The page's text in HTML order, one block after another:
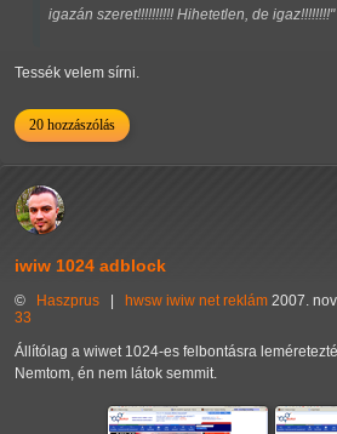
igazán szeret!!!!!!!!!! Hihetetlen, de igaz!!!!!!!!"
Tessék velem sírni.
20 hozzászólás
iwiw 1024 adblock
© Haszprus hwsw iwiw net reklám 2007.
33
Állítólag a wiwet 1024-es felbontásra
Nemtom, én nem látok semmit.